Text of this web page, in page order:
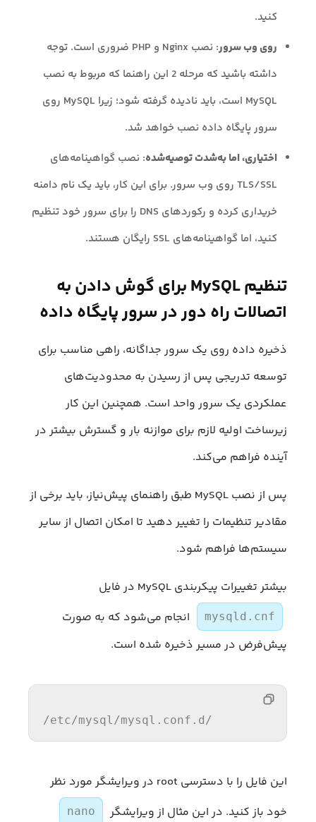
کنید.
روی وب سرور
: نصب Nginx و PHP ضروری است. توجه
داشته باشید که مرحله 2 این راهنما که مربوط به نصب
MySQL است، باید نادیده گرفته شود؛ زیرا MySQL روی
سرور پایگاه داده نصب خواهد شد.
اختیاری، اما به‌شدت توصیه‌شده: نصب گواهینامه‌های
TLS/SSL روی وب سرور. برای این کار، باید یک نام دامنه
خریداری کرده و رکوردهای DNS را برای سرور خود تنظیم
کنید، اما گواهینامه‌های SSL رایگان هستند.
تنظیم MySQL برای گوش دادن به
اتصالات راه دور در سرور پایگاه داده
ذخیره داده روی یک سرور جداگانه، راهی مناسب برای
توسعه تدریجی پس از رسیدن به محدودیت‌های
عملکردی یک سرور واحد است. همچنین این کار
زیرساخت اولیه لازم برای موازنه بار و گسترش بیشتر در
آینده فراهم می‌کند.
پس از نصب MySQL طبق راهنمای پیش‌نیاز، باید برخی از
مقادیر تنظیمات را تغییر دهید تا امکان اتصال از سایر
سیستم‌ها فراهم شود.
بیشتر تغییرات پیکربندی MySQL در فایل
mysqld.cnf
انجام می‌شود که به صورت
پیش‌فرض در مسیر ذخیره شده است.
/etc/mysql/mysql.conf.d/
این فایل را با دسترسی root در ویرایشگر مورد نظر
خود باز کنید. در این مثال از ویرایشگر
nano